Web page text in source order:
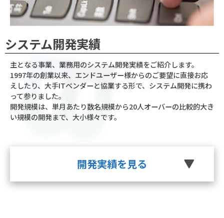
システム開発実績
主となる事業、業務用のシステム開発実績をご紹介します。
1997年の創業以来、エンドユーザー様からのご要望に直接お応
えしたり、大手ITベンダーと協業する形で、システム開発に携わ
って参りました。
開発規模は、単月あたり数名規模から20人オーバーの比較的大き
い規模の開発まで、大小様々です。
開発実績を見る